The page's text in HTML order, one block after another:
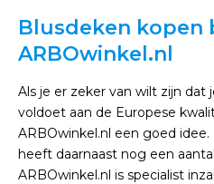
Blusdeken kopen
ARBOwinkel.nl
Als je er zeker van wilt zijn
voldoet aan de Europese
ARBOwinkel.nl een goed
heeft daarnaast nog een
ARBOwinkel.nl is specialist